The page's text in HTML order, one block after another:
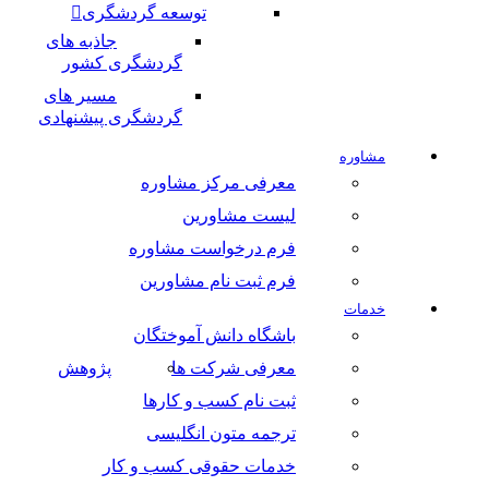
توسعه گردشگری
جاذبه های
گردشگری کشور
مسیر های
گردشگری پیشنهادی
مشاوره
معرفی مرکز مشاوره
لیست مشاورین
فرم درخواست مشاوره
فرم ثبت نام مشاورین
خدمات
باشگاه دانش آموختگان
معرفی شرکت ها
پژوهش
ثبت نام کسب و کارها
ترجمه متون انگلیسی
خدمات حقوقی کسب و کار